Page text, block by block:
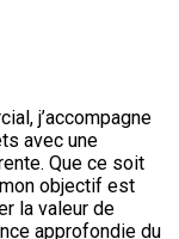
j’accompagne
avec une
Que ce soit
objectif est
la valeur de
approfondie du